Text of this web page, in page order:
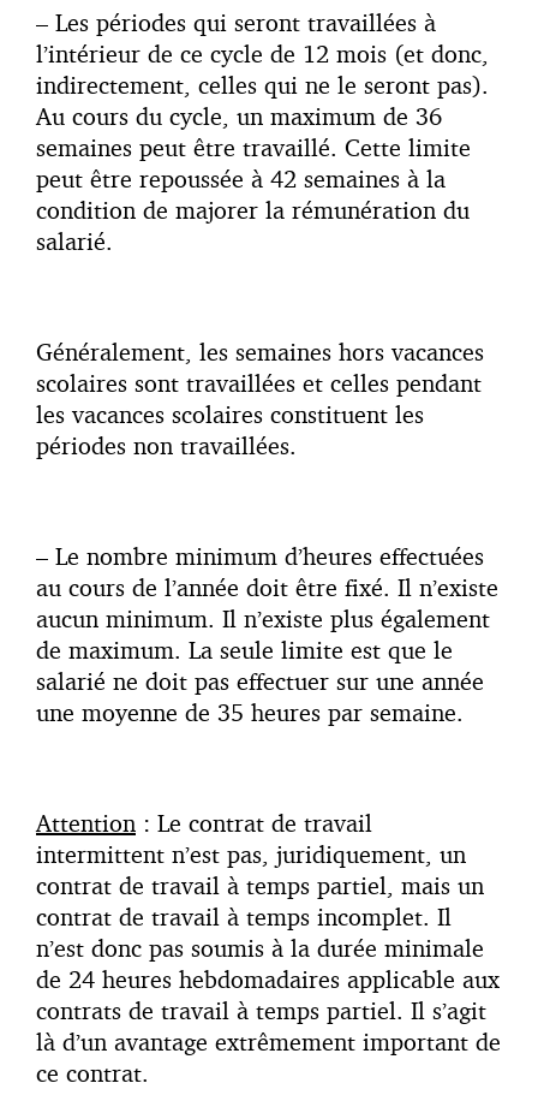
– Les périodes qui seront travaillées à
l’intérieur de ce cycle de 12 mois (et donc,
indirectement, celles qui ne le seront pas).
Au cours du cycle, un maximum de 36
semaines peut être travaillé. Cette limite
peut être repoussée à 42 semaines à la
condition de majorer la rémunération du
salarié.
Généralement, les semaines hors vacances
scolaires sont travaillées et celles pendant
les vacances scolaires constituent les
périodes non travaillées.
– Le nombre minimum d’heures effectuées
au cours de l’année doit être fixé. Il n’existe
aucun minimum. Il n’existe plus également
de maximum. La seule limite est que le
salarié ne doit pas effectuer sur une année
une moyenne de 35 heures par semaine.
Attention : Le contrat de travail
intermittent n’est pas, juridiquement, un
contrat de travail à temps partiel, mais un
contrat de travail à temps incomplet. Il
n’est donc pas soumis à la durée minimale
de 24 heures hebdomadaires applicable aux
contrats de travail à temps partiel. Il s’agit
là d’un avantage extrêmement important de
ce contrat.